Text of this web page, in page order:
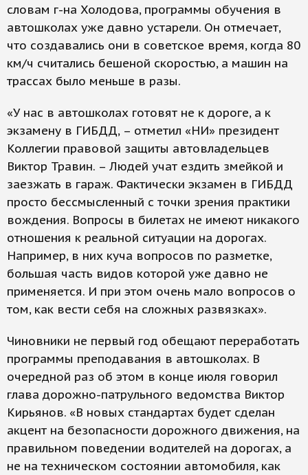
словам г-на Холодова, программы обучения в
автошколах уже давно устарели. Он отмечает,
что создавались они в советское время, когда 80
км/ч считались бешеной скоростью, а машин на
трассах было меньше в разы.
«У нас в автошколах готовят не к дороге, а к
экзамену в ГИБДД, – отметил «НИ» президент
Коллегии правовой защиты автовладельцев
Виктор Травин. – Людей учат ездить змейкой и
заезжать в гараж. Фактически экзамен в ГИБДД
просто бессмысленный с точки зрения практики
вождения. Вопросы в билетах не имеют никакого
отношения к реальной ситуации на дорогах.
Например, в них куча вопросов по разметке,
большая часть видов которой уже давно не
применяется. И при этом очень мало вопросов о
том, как вести себя на сложных развязках».
Чиновники не первый год обещают переработать
программы преподавания в автошколах. В
очередной раз об этом в конце июля говорил
глава дорожно-патрульного ведомства Виктор
Кирьянов. «В новых стандартах будет сделан
акцент на безопасности дорожного движения, на
правильном поведении водителей на дорогах, а
не на техническом состоянии автомобиля, как